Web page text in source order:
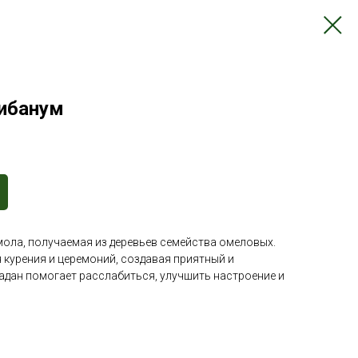
получаемая из деревьев семейства омеловых.
и церемоний, создавая приятный и
помогает расслабиться, улучшить настроение и